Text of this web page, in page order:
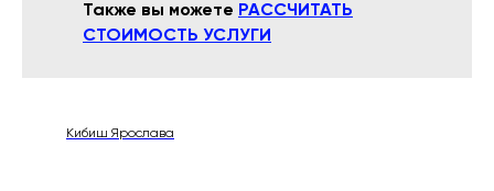
Также вы можете РАССЧИТАТЬ
СТОИМОСТЬ УСЛУГИ
Кибиш Ярослава